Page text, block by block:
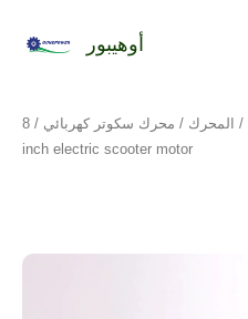
أوهيبور
/ المحرك / محرك سكوتر كهربائي
/ 8
inch electric scooter motor